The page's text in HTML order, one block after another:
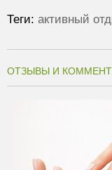
Теги: активный
ОТЗЫВЫ И